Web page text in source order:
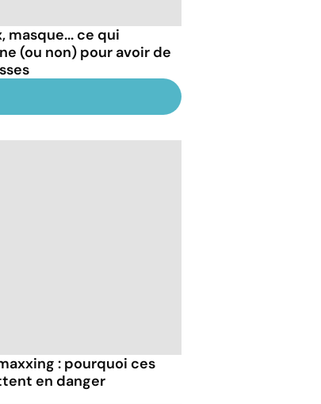
masque... ce qui
(ou non) pour avoir de
: pourquoi ces
en danger